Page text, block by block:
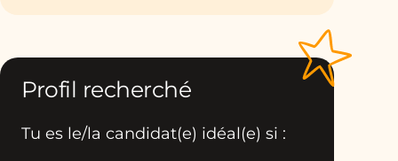
Profil recherché
Tu es le/la candidat(e) idéal(e) si :